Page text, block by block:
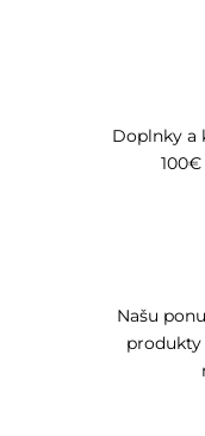
Doplnky a
Našu
produkty